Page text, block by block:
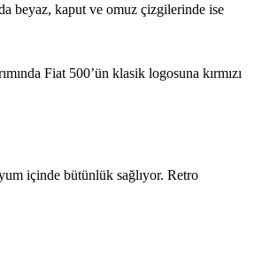
beyaz, kaput ve omuz çizgilerinde ise
Fiat 500’ün klasik logosuna kırmızı
içinde bütünlük sağlıyor. Retro